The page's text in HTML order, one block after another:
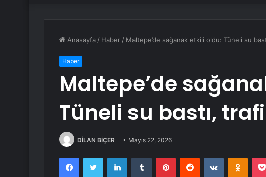
Anasayfa / Haber / Maltepe’de sağanak etkili oldu: Tüneli su
Haber
Maltepe’de
Tüneli su bastı,
DİLAN BİÇER Mayıs 22, 2026
FacebookTwitter LinkedInTumblr PinterestReddit VKontakte